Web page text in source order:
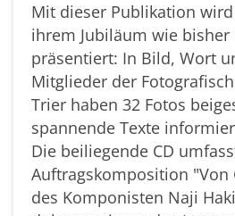
Mit dieser Publikation
ihrem Jubiläum wie
präsentiert: In Bild, Wort
Mitglieder der
Trier haben 32 Fotos
spannende Texte
Die beiliegende CD
Auftragskomposition "Von
des Komponisten Naji